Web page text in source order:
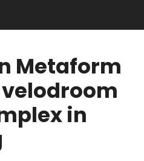
Metaform
in